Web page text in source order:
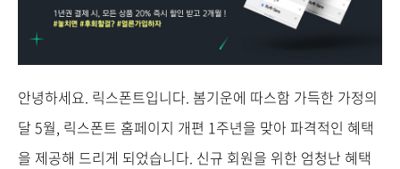
안녕하세요. 릭스폰트입니다. 봄기운에 따스함 가득한 가정의
달 5월, 릭스폰트 홈페이지 개편 1주년을 맞아 파격적인 혜택
을 제공해 드리게 되었습니다. 신규 회원을 위한 엄청난 혜택